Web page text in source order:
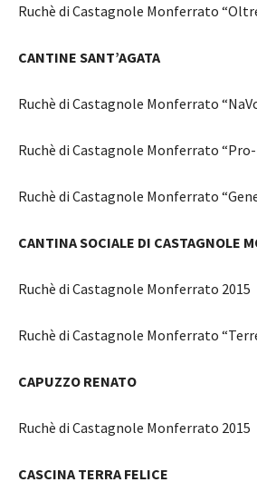
Ruchè di Castagnole Monferrato
CANTINE SANT’AGATA
Ruchè di Castagnole Monferrato
Ruchè di Castagnole Monferrato
Ruchè di Castagnole Monferrato
CANTINA SOCIALE DI CASTAGNOLE
Ruchè di Castagnole Monferrato 2015
Ruchè di Castagnole Monferrato
CAPUZZO RENATO
Ruchè di Castagnole Monferrato 2015
CASCINA TERRA FELICE